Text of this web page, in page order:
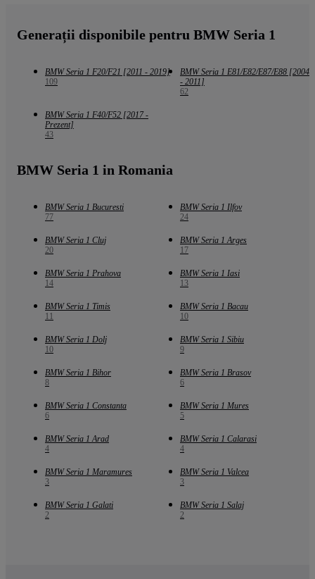
Generații disponibile pentru BMW Seria 1
BMW Seria 1 F20/F21 [2011 - 2019]
109
BMW Seria 1 E81/E82/E87/E88 [2004
- 2011]
62
BMW Seria 1 F40/F52 [2017 -
Prezent]
43
BMW Seria 1 in Romania
BMW Seria 1 Bucuresti
77
BMW Seria 1 Ilfov
24
BMW Seria 1 Cluj
20
BMW Seria 1 Arges
17
BMW Seria 1 Prahova
14
BMW Seria 1 Iasi
13
BMW Seria 1 Timis
11
BMW Seria 1 Bacau
10
BMW Seria 1 Dolj
10
BMW Seria 1 Sibiu
9
BMW Seria 1 Bihor
8
BMW Seria 1 Brasov
6
BMW Seria 1 Constanta
6
BMW Seria 1 Mures
5
BMW Seria 1 Arad
4
BMW Seria 1 Calarasi
4
BMW Seria 1 Maramures
3
BMW Seria 1 Valcea
3
BMW Seria 1 Galati
2
BMW Seria 1 Salaj
2